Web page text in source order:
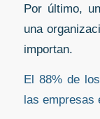
Por último,
una
importan.
El 88% de
las empresas